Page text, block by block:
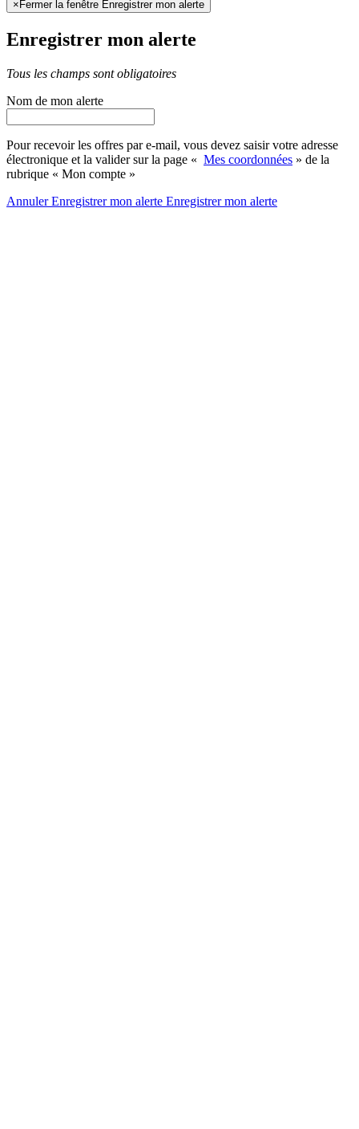
× Fermer la fenêtre Enregistrer mon alerte
Enregistrer mon alerte
Tous les champs sont obligatoires
Nom de mon alerte
Pour recevoir les offres par e-mail, vous devez saisir votre adresse
électronique et la valider sur la page « Mes coordonnées » de la
rubrique « Mon compte »
AnnulerEnregistrer mon alerte Enregistrermon alerte